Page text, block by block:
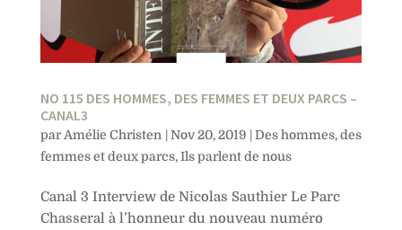
NO 115 DES HOMMES, DES FEMMES ET DEUX PARCS –
CANAL3
parAmélie Christen | Nov 20, 2019 | Des hommes, des
femmes et deux parcs,Ils parlent de nous
Canal 3 Interview de Nicolas Sauthier Le Parc
Chasseral à l’honneur du nouveau numéro